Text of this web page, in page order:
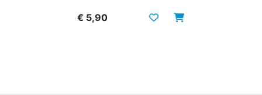
€ 5,90